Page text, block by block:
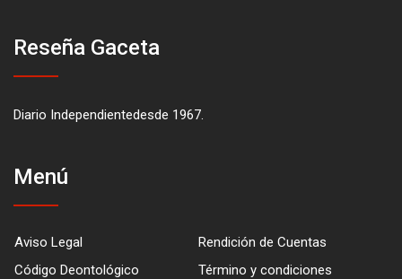
Reseña Gaceta
Diario Independientedesde 1967.
Menú
Aviso Legal
Rendición de Cuentas
Código Deontológico
Término y condiciones